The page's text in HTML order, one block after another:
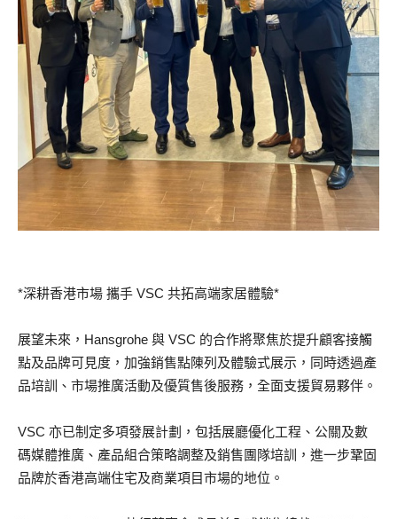
*深耕香港市場 攜手 VSC 共拓高端家居體驗*
展望未來，Hansgrohe 與 VSC 的合作將聚焦於提升顧客接觸
點及品牌可見度，加強銷售點陳列及體驗式展示，同時透過產
品培訓、市場推廣活動及優質售後服務，全面支援貿易夥伴。
VSC 亦已制定多項發展計劃，包括展廳優化工程、公關及數
碼媒體推廣、產品組合策略調整及銷售團隊培訓，進一步鞏固
品牌於香港高端住宅及商業項目市場的地位。